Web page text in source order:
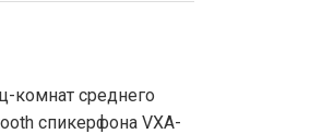
комнат среднего
спикерфона VXA-